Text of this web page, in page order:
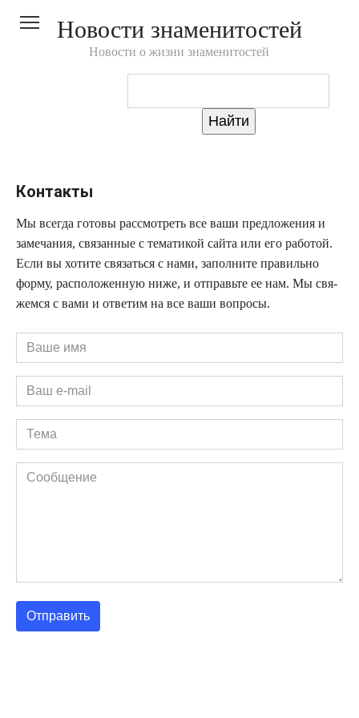
Новости знаменитостей
Новости о жизни знаменитостей
Контакты
Мы все­гда гото­вы рас­смот­реть все ваши пред­ло­же­ния и
заме­ча­ния, свя­зан­ные с тема­ти­кой сай­та или его рабо­той.
Если вы хоти­те свя­зать­ся с нами, запол­ни­те пра­виль­но
фор­му, рас­по­ло­жен­ную ниже, и отправь­те ее нам. Мы свя­
жем­ся с вами и отве­тим на все ваши вопросы.
Отправить